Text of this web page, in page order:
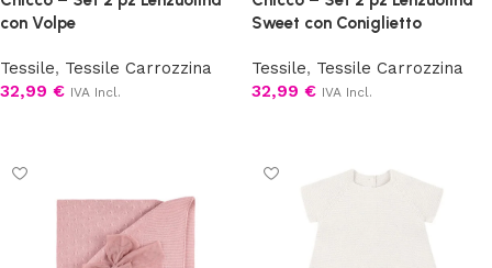
con Volpe
Tessile, Tessile Carrozzina
32,99 € IVA Incl.
Sweet con Coniglietto
Tessile, Tessile Carrozzina
32,99 € IVA Incl.